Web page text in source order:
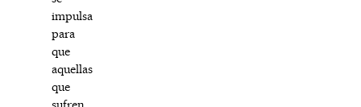
impulsa
para
que
aquellas
que